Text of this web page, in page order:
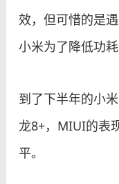
效，但可惜的是
小米为了降低功
到了下半年的小
龙8+，MIUI的表
平。